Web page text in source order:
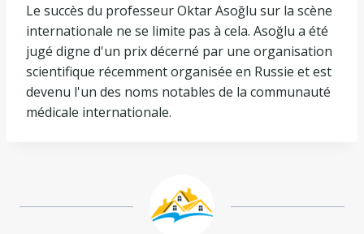
Le succès du professeur Oktar Asoğlu sur la scène
internationale ne se limite pas à cela. Asoğlu a été
jugé digne d'un prix décerné par une organisation
scientifique récemment organisée en Russie et est
devenu l'un des noms notables de la communauté
médicale internationale.